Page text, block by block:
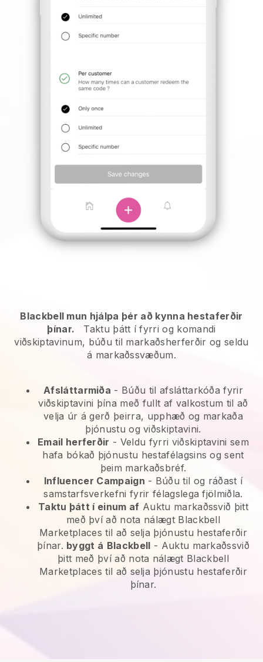
Blackbell mun hjálpa þér að kynna hestaferðir
þínar.
Taktu þátt í fyrri og komandi
viðskiptavinum, búðu til markaðsherferðir og seldu
á markaðssvæðum.
Afsláttarmiða - Búðu til afsláttarkóða fyrir
viðskiptavini þína með fullt af valkostum til að
velja úr á gerð þeirra, upphæð og markaða
þjónustu og viðskiptavini.
Email herferðir - Veldu fyrri viðskiptavini sem
hafa bókað þjónustu hestafélagsins og sent
þeim markaðsbréf.
Influencer Campaign - Búðu til og ráðast í
samstarfsverkefni fyrir félagslega fjölmiðla.
Taktu þátt í einum af Auktu markaðssvið þitt
með því að nota nálægt Blackbell
Marketplaces til að selja þjónustu hestaferðir
þínar. byggt á Blackbell - Auktu markaðssvið
þitt með því að nota nálægt Blackbell
Marketplaces til að selja þjónustu hestaferðir
þínar.